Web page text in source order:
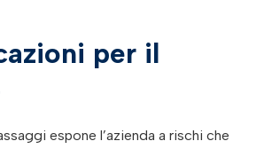
per il
espone l’azienda a rischi che